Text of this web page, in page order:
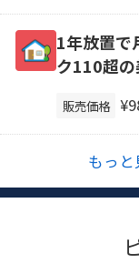
1年放置で
ク110超の
販売価格
もっと